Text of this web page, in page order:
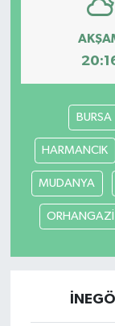
BURSA
HARMANCIK
MUDANYA
ORHANGAZİ